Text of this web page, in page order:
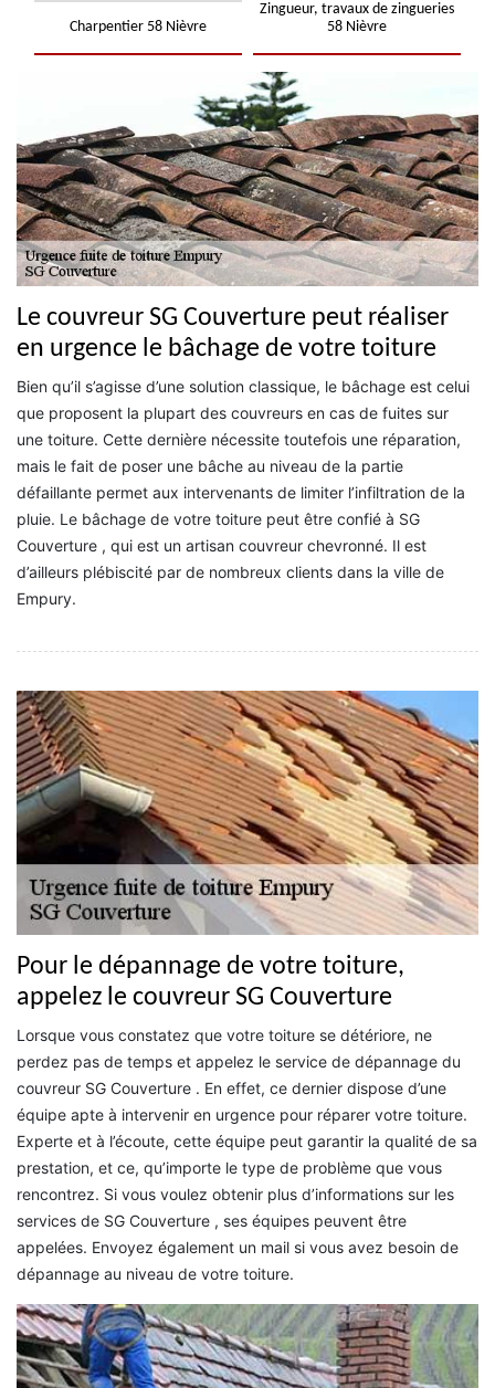
Charpentier 58 Nièvre
Zingueur, travaux de zingueries
58 Nièvre
Le couvreur SG Couverture peut réaliser
en urgence le bâchage de votre toiture
Bien qu’il s’agisse d’une solution classique, le bâchage est celui
que proposent la plupart des couvreurs en cas de fuites sur
une toiture. Cette dernière nécessite toutefois une réparation,
mais le fait de poser une bâche au niveau de la partie
défaillante permet aux intervenants de limiter l’infiltration de la
pluie. Le bâchage de votre toiture peut être confié à SG
Couverture , qui est un artisan couvreur chevronné. Il est
d’ailleurs plébiscité par de nombreux clients dans la ville de
Empury.
Pour le dépannage de votre toiture,
appelez le couvreur SG Couverture
Lorsque vous constatez que votre toiture se détériore, ne
perdez pas de temps et appelez le service de dépannage du
couvreur SG Couverture . En effet, ce dernier dispose d’une
équipe apte à intervenir en urgence pour réparer votre toiture.
Experte et à l’écoute, cette équipe peut garantir la qualité de sa
prestation, et ce, qu’importe le type de problème que vous
rencontrez. Si vous voulez obtenir plus d’informations sur les
services de SG Couverture , ses équipes peuvent être
appelées. Envoyez également un mail si vous avez besoin de
dépannage au niveau de votre toiture.